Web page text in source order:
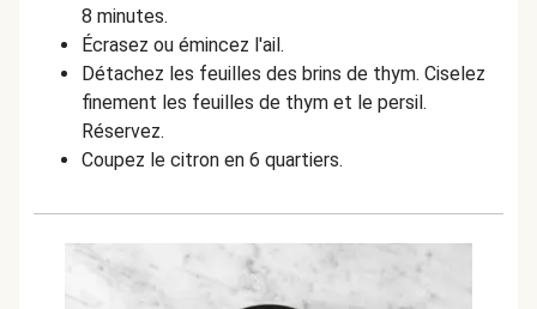
8 minutes.
Écrasez ou émincez l'ail.
Détachez les feuilles des brins de thym. Ciselez
finement les feuilles de thym et le persil.
Réservez.
Coupez le citron en 6 quartiers.